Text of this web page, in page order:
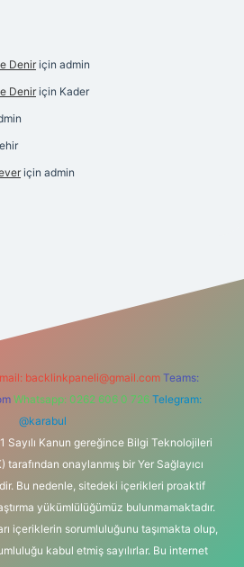
Denir için admin
Denir için Kader
için admin
backlinkpaneli@gmail.com Teams:
Whatsapp: 0262 606 0 726 Telegram:
@karabul
Sayılı Kanun gereğince Bilgi Teknolojileri
onaylanmış bir Yer Sağlayıcı
Bu nedenle, sitedeki içerikleri proaktif
yükümlülüğümüz bulunmamaktadır.
içeriklerin sorumluluğunu taşımakta olup,
kabul etmiş sayılırlar. Bu internet